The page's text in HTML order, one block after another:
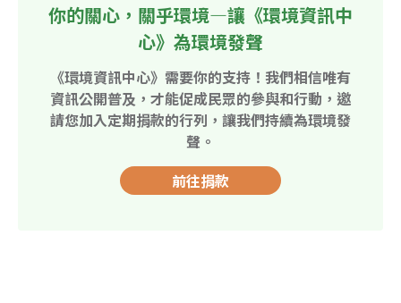
你的關心，關乎環境—讓《環境資訊中
心》為環境發聲
《環境資訊中心》需要你的支持！我們相信唯有
資訊公開普及，才能促成民眾的參與和行動，邀
請您加入定期捐款的行列，讓我們持續為環境發
聲。
前往捐款